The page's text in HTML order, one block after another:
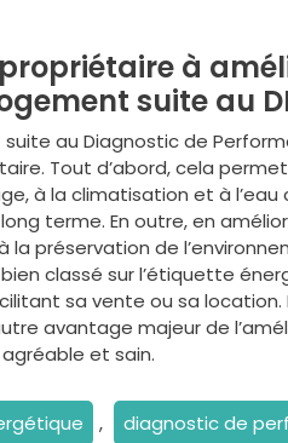
à
suite au
au Diagnostic de
Tout d’abord, cela
à la climatisation et à l’eau
terme. En outre, en
préservation de
classé sur l’étiquette
sa vente ou sa location.
avantage majeur de
et sain.
, diagnostic de